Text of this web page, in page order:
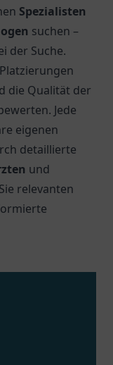
Spezialisten
suchen –
der Suche.
die Qualität der
Jede
eigenen
detaillierte
und
relevanten